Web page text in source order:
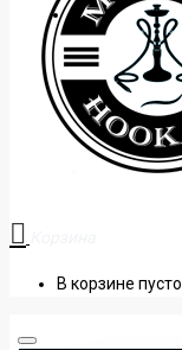
+38 (095) 945
В корзине